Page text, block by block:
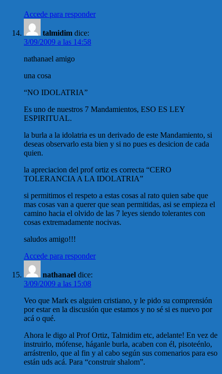
Accede para responder
talmidim dice:
3/09/2009 a las 14:58
nathanael amigo
una cosa
“NO IDOLATRIA”
Es uno de nuestros 7 Mandamientos, ESO ES LEY
ESPIRITUAL.
la burla a la idolatria es un derivado de este Mandamiento, si
deseas observarlo esta bien y si no pues es desicion de cada
quien.
la apreciacion del prof ortiz es correcta “CERO
TOLERANCIA A LA IDOLATRIA”
si permitimos el respeto a estas cosas al rato quien sabe que
mas cosas van a querer que sean permitidas, asi se empieza el
camino hacia el olvido de las 7 leyes siendo tolerantes con
cosas extremadamente nocivas.
saludos amigo!!!
Accede para responder
nathanael dice:
3/09/2009 a las 15:08
Veo que Mark es alguien cristiano, y le pido su comprensión
por estar en la discusión que estamos y no sé si es nuevo por
acá o qué.
Ahora le digo al Prof Ortiz, Talmidim etc, adelante! En vez de
instruirlo, mófense, háganle burla, acaben con él, pisoteénlo,
arrástrenlo, que al fin y al cabo según sus comenarios para eso
están uds acá. Para “construir shalom”.